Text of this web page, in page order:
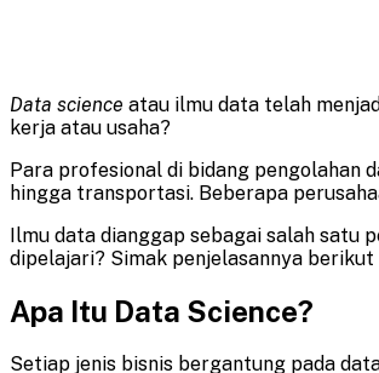
Data science atau ilmu data telah
kerja atau usaha?
Para profesional di bidang pengolahan
hingga transportasi. Beberapa
Ilmu data dianggap sebagai salah satu
dipelajari? Simak penjelasannya berikut
Apa Itu Data Science?
Setiap jenis bisnis bergantung pada